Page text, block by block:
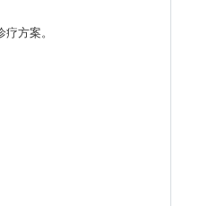
方案。